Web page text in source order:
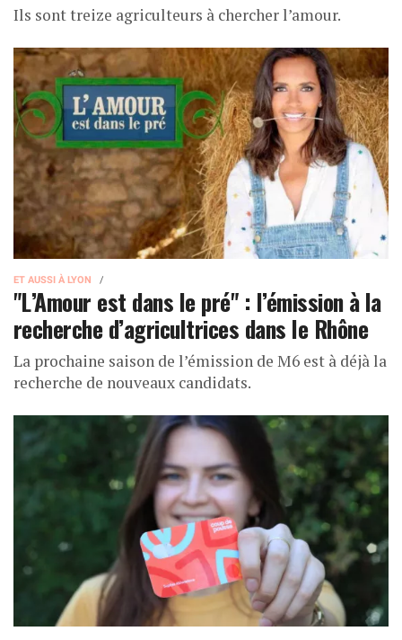
Ils sont treize agriculteurs à chercher l’amour.
ET AUSSI À LYON
"L’Amour est dans le pré" : l’émission à la
recherche d’agricultrices dans le Rhône
La prochaine saison de l’émission de M6 est à déjà la
recherche de nouveaux candidats.